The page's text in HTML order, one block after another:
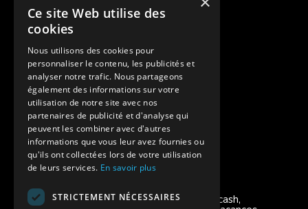
Pour les fratries
Facebook Supernova
Instagram Supernova
Colonie de vacances SUPERNOVA
Modes de règlement acceptés
Chèque, Virement, Espèces, Mandats cash,
Ce site Web utilise des
cookies
Nous utilisons des cookies pour
personnaliser le contenu, les publicités et
analyser notre trafic. Nous partageons
également des informations sur votre
utilisation de notre site avec nos
partenaires de publicité et d'analyse qui
peuvent les combiner avec d'autres
informations que vous leur avez fournies ou
qu'ils ont collectées lors de votre utilisation
de leurs services. En savoir plus
STRICTEMENT NÉCESSAIRES